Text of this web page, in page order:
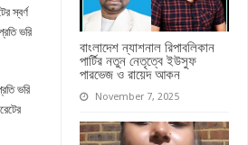
বাংলাদেশ ন্যাশনাল রিপাবলিকান
পার্টির নতুন নেতৃত্বে ইউসুফ
পারভেজ ও রায়েদ আকন
November 7, 2025
স্বর্ণ
ভরি
ভরি